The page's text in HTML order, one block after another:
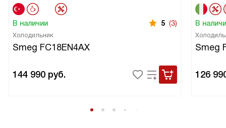
В наличии 5 (3)
Холодильник
Smeg FC18EN4AX
144 990 руб.
В
Smeg
126